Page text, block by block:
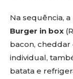
Na sequência,
Burger in box
bacon, cheddar
individual,
batata e